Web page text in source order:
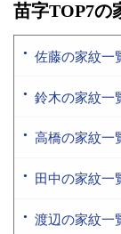
苗字TOP7の
佐藤の家紋一
鈴木の家紋一
高橋の家紋一
田中の家紋一
渡辺の家紋一